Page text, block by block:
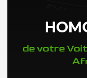
de votre